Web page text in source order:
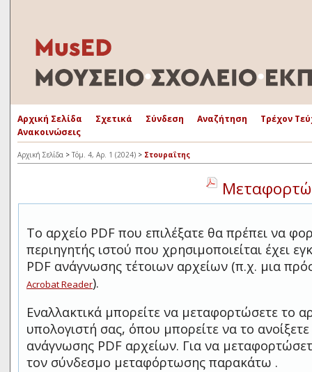
Αρχική Σελίδα Σχετικά Σύνδεση Αναζήτηση
Τρέχον
Ανακοινώσεις
Αρχική Σελίδα > Τόμ. 4, Αρ. 1 (2024) > Στουραΐτης
Το αρχείο PDF που επιλέξατε θα πρέπει να
περιηγητής ιστού που χρησιμοποιείται έχει
PDF ανάγνωσης τέτοιων αρχείων (π.χ. μια
Acrobat Reader).
Εναλλακτικά μπορείτε να μεταφορτώσετε το
υπολογιστή σας, όπου μπορείτε να το
ανάγνωσης PDF αρχείων. Για να
τον σύνδεσμο μεταφόρτωσης παρακάτω .